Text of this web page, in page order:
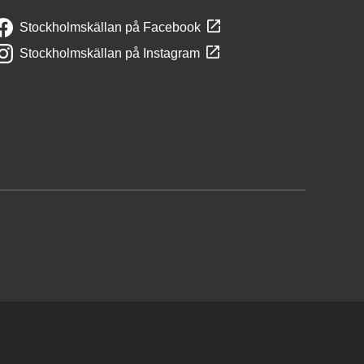
Stockholmskällan på Facebook
Stockholmskällan på Instagram